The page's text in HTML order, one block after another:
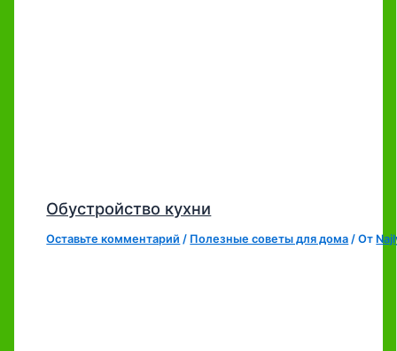
Обустройство кухни
Оставьте комментарий / Полезные советы для дома / От